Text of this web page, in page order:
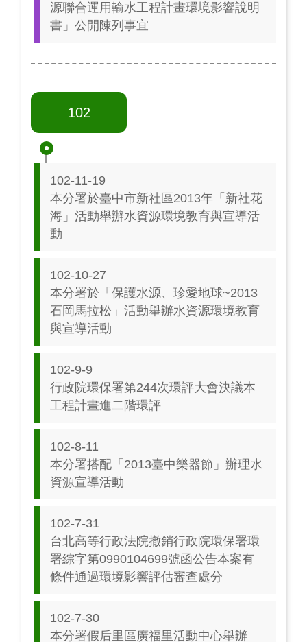
源聯合運用輸水工程計畫環境影響說明
書」公開陳列事宜
102
102-11-19
本分署於臺中市新社區2013年「新社花
海」活動舉辦水資源環境教育與宣導活
動
102-10-27
本分署於「保護水源、珍愛地球~2013
石岡馬拉松」活動舉辦水資源環境教育
與宣導活動
102-9-9
行政院環保署第244次環評大會決議本
工程計畫進二階環評
102-8-11
本分署搭配「2013臺中樂器節」辦理水
資源宣導活動
102-7-31
台北高等行政法院撤銷行政院環保署環
署綜字第0990104699號函公告本案有
條件通過環境影響評估審查處分
102-7-30
本分署假后里區廣福里活動中心舉辦